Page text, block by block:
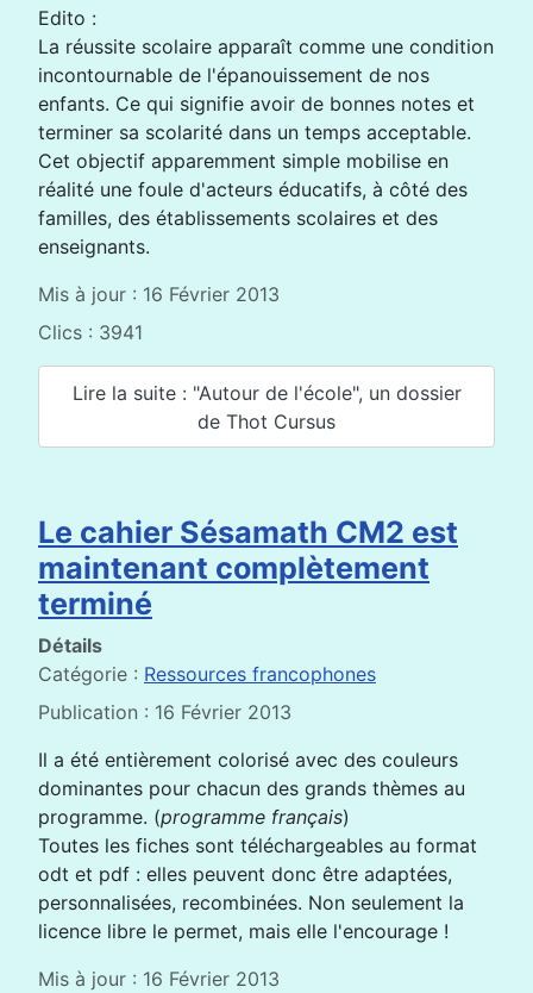
Edito :
La réussite scolaire apparaît comme une condition
incontournable de l'épanouissement de nos
enfants. Ce qui signifie avoir de bonnes notes et
terminer sa scolarité dans un temps acceptable.
Cet objectif apparemment simple mobilise en
réalité une foule d'acteurs éducatifs, à côté des
familles, des établissements scolaires et des
enseignants.
Mis à jour : 16 Février 2013
Clics : 3941
Lire la suite : "Autour de l'école", un dossier
de Thot Cursus
Le cahier Sésamath CM2 est
maintenant complètement
terminé
Détails
Catégorie : Ressources francophones
Publication : 16 Février 2013
Il a été entièrement colorisé avec des couleurs
dominantes pour chacun des grands thèmes au
programme. (programme français)
Toutes les fiches sont téléchargeables au format
odt et pdf : elles peuvent donc être adaptées,
personnalisées, recombinées. Non seulement la
licence libre le permet, mais elle l'encourage !
Mis à jour : 16 Février 2013